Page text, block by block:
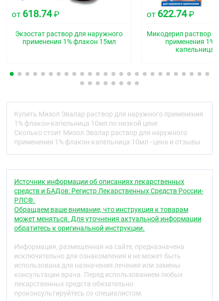
наружного применения, относящееся к классу
аллиламинов. Механизм действия связан с
приводит к снижению образования эргостерола,
входящего в состав клеточной стенки гриба.
Активен в отношении дерматофитов, таких как
плесеней ( Aspergillus spp. ), дрожжевых грибов
Candida spp., Pityrosporum ) и других грибов
препарат проявляет фунгицидную или
фунгистатическую активность в зависимости от
штамма микроорганизма. Обладает
антибактериальной активностью в отношении
грамположительных и грамотрицательных
вторичные бактериальные инфекции. Обладает
противовоспалительным действием, которое
способствует быстрому исчезновению симптомов
воспаления, особенно зуда.
Фармакокинетика
При наружном применении нафтифин быстро
проникает в кожу, создавая устойчивые
противогрибковые концентрации в различных её
слоях, что делает возможным его применение один
раз в день.
Показания
от 618.74₽
Экзостат раствор для наружного
применения 1% флакон 15мл
от 622.74₽
Микодерил раствор
применения 1%
капельница
Купить Мизол Эвалар раствор для наружного применения
1% флакон-капельница 10мл по низкой цене
Сколько стоит Мизол Эвалар раствор для наружного
применения 1% флакон-капельница 10мл - цена и отзывы
Источник информации об описаниях лекарственных
средств и БАДов: Регистр Лекарственных Средств России-
РЛС®.
Обращаем ваше внимание, что инструкция к товарам
может меняться. Для уточнения актуальной информации
обратитесь к оригинальной инструкции.
Информация, размещенная на сайте, предназначена
исключительно для ознакомления и не может быть
использована для назначения лечения или замены
консультации врача. Перед использованием любых
лекарственных средств обязательно
проконсультируйтесь со специалистом.